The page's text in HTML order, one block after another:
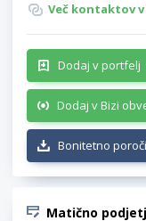
Več kontaktov v
Dodaj v portfelj
Dodaj v Bizi
Bonitetno
Matično